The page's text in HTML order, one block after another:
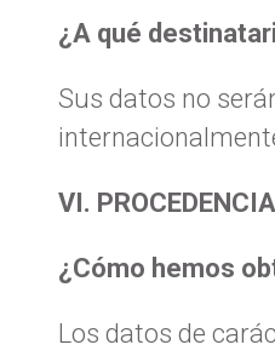
¿A qué
Sus datos no
VI.
¿Cómo hemos
Los datos de